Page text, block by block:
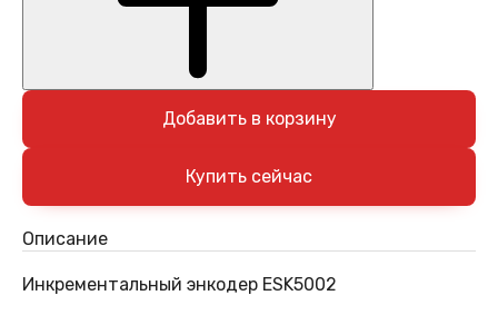
Добавить в корзину
Описание
Инкрементальный энкодер ESK5002